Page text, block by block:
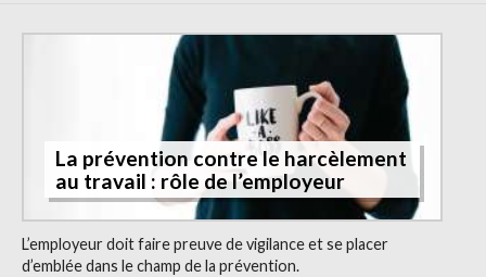
La prévention contre le harcèlement
au travail : rôle de l’employeur
L’employeur doit faire preuve de vigilance et se placer
d’emblée dans le champ de la prévention.